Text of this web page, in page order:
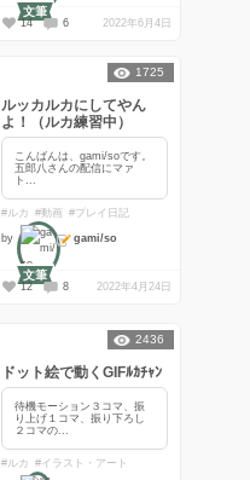
文筆
14 6 2022年6月4日
ルッカルカにしてやん
よ！（ルカ練習中）
こんばんは、gami/soです。
五郎八さんの配信にマァ
ト...
#ルカ #動画 #プレイ日記
by
文筆
gami/so
1725
12 8 2022年4月24日
ドット絵で動くGIFﾙｶﾁｬﾝ
待機モーション３コマ、振
り上げ１コマ、振り下ろし
２コマの...
#ルカ #イラスト・アート
2436